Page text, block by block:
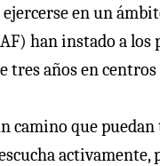
en un
han instado a
tres años en
camino que
activamente,